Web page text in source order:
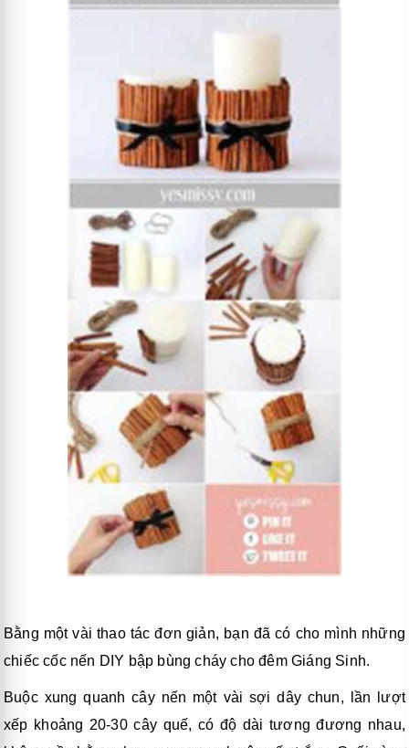
Bằng một vài thao tác đơn giản, bạn đã có cho mình những
chiếc cốc nến DIY bập bùng cháy cho đêm Giáng Sinh.
Buộc xung quanh cây nến một vài sợi dây chun, lần lượt
xếp khoảng 20-30 cây quế, có độ dài tương đương nhau,